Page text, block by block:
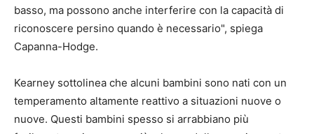
basso, ma possono anche interferire con la capacità di
riconoscere persino quando è necessario", spiega
Capanna-Hodge.
Kearney sottolinea che alcuni bambini sono nati con un
temperamento altamente reattivo a situazioni nuove o
nuove. Questi bambini spesso si arrabbiano più